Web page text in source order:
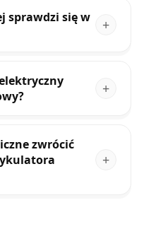
sprawdzi się w
zwrócić